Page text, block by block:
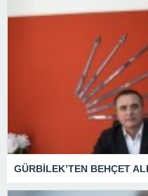
GÜRBİLEK’TEN BEHÇET